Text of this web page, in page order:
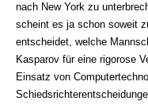
nach New York zu
scheint es ja schon soweit
entscheidet, welche
Kasparov für eine rigorose
Einsatz von